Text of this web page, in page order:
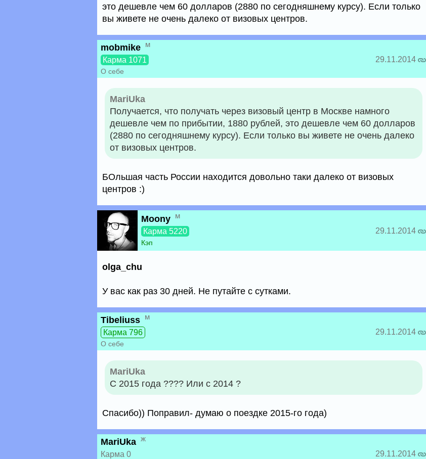
это дешевле чем 60 долларов (2880 по сегодняшнему курсу). Если только
вы живете не очень далеко от визовых центров.
mobmike м
Карма 1071
О себе
29.11.2014
MariUka
Получается, что получать через визовый центр в Москве намного
дешевле чем по прибытии, 1880 рублей, это дешевле чем 60 долларов
(2880 по сегодняшнему курсу). Если только вы живете не очень далеко
от визовых центров.
БОльшая часть России находится довольно таки далеко от визовых
центров :)
Moony м
Карма 5220
Кэп
29.11.2014
olga_chu
У вас как раз 30 дней. Не путайте с сутками.
Tibeliuss м
Карма 796
О себе
29.11.2014
MariUka
С 2015 года ???? Или с 2014 ?
Спасибо)) Поправил- думаю о поездке 2015-го года)
MariUka ж
Карма 0
29.11.2014